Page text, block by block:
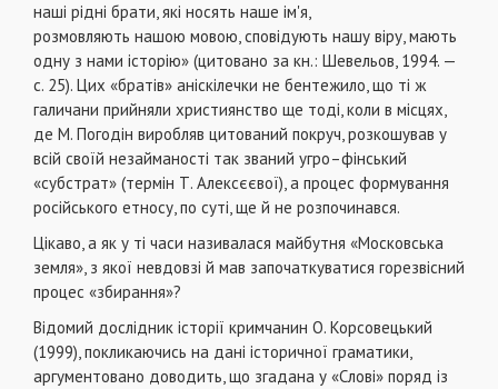
наші рідні брати, які носять наше ім'я,
розмовляють нашою мовою, сповідують нашу віру, мають
одну з нами історію» (цитовано за кн.: Шевельов, 1994. —
с. 25). Цих «братів» аніскілечки не бентежило, що ті ж
галичани прийняли християнство ще тоді, коли в місцях,
де М. Погодін виробляв цитований покруч, розкошував у
всій своїй незайманості так званий угро–фінський
«субстрат» (термін Т. Алексєєвої), а процес формування
російського етносу, по суті, ще й не розпочинався.
Цікаво, а як у ті часи називалася майбутня «Московська
земля», з якої невдовзі й мав започаткуватися горезвісний
процес «збирання»?
Відомий дослідник історії кримчанин О. Корсовецький
(1999), покликаючись на дані історичної граматики,
аргументовано доводить, що згадана у «Слові» поряд із